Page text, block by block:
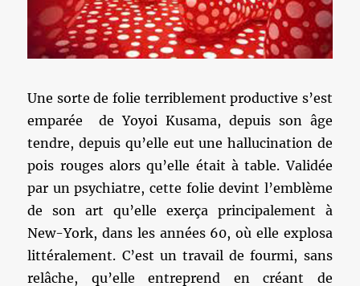
Une sorte de folie terriblement productive s’est
emparée de Yoyoi Kusama, depuis son âge
tendre, depuis qu’elle eut une hallucination de
pois rouges alors qu’elle était à table. Validée
par un psychiatre, cette folie devint l’emblème
de son art qu’elle exerça principalement à
New-York, dans les années 60, où elle explosa
littéralement. C’est un travail de fourmi, sans
relâche, qu’elle entreprend en créant de